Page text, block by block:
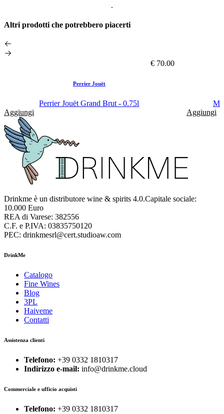
.
Altri prodotti che potrebbero piacerti
€ 70.00
Perrier Jouët
Perrier Jouët Grand Brut - 0.75l
Aggiungi
Aggiungi
Drinkme è un distributore wine & spirits 4.0.Capitale sociale:
10.000 Euro
REA di Varese: 382556
C.F. e P.IVA: 03835750120
PEC: drinkmesrl@cert.studioaw.com
DrinkMe
Catalogo
Fine Wines
Blog
3PL
Haiveme
Contatti
Assistenza clienti
Telefono: +39 0332 1810317
Indirizzo e-mail: info@drinkme.cloud
Commerciale e ufficio acquisti
Telefono: +39 0332 1810317